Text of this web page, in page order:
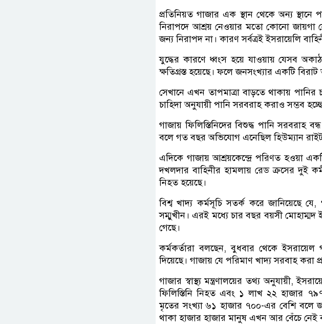
প্রতিনিয়ত গাজার এক স্থান থেকে অন্য
নিরাপদে আশ্রয় নেওয়ার মতো কোনো জায়গা
জন্য নিরাপদ না। কারণ সর্বত্রই ইসরায়েলি
যুদ্ধের কারণে ধ্বংস হয়ে যাওয়ায় যেসব
ক্ষতিগ্রস্ত হয়েছে। ফলে জনসংখ্যার একটি
সেখানে এখন তাপমাত্রা বাড়তে থাকায় পানির
চাহিদা অনুযায়ী পানি সরবরাহ করাও সম্ভব
গাজায় ফিলিস্তিনিদের বিশুদ্ধ পানি সরবরাহ
বলে গত বছর অভিযোগ এনেছিল হিউম্যান
এদিকে গাজায় আশ্রয়কেন্দ্রে পরিণত হওয়া
দখলদার বাহিনীর হামলায় রেড ক্রসের দুই
নিহত হয়েছে।
বিশ্ব খাদ্য কর্মসূচি সতর্ক করে জানিয়েছে
সম্মুখীন। এরই মধ্যে চার বছর বয়সী মোহাম্মদ
গেছে।
কর্মকর্তারা বলছেন, বুধবার থেকে ইসরায়েল
দিয়েছে। গাজায় যে পরিমাণ খাদ্য সরবাহ
গাজার স্বাস্থ্য মন্ত্রণালয়ের তথ্য অনুযায়ী,
ফিলিস্তিনি নিহত এবং ১ লাখ ২২ হাজার
মৃতের সংখ্যা ৬১ হাজার ৭০০-এর বেশি বলে
থাকা হাজার হাজার মানুষ এখন আর বেঁচে নেই